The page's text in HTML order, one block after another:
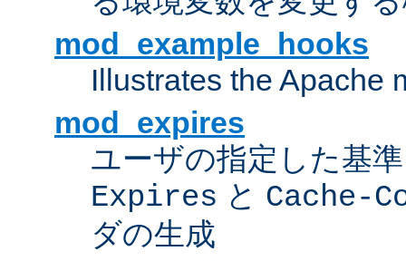
mod_example_hooks
Illustrates the Apache
mod_expires
ユーザの指定した基
Expires と Cache-
ダの生成